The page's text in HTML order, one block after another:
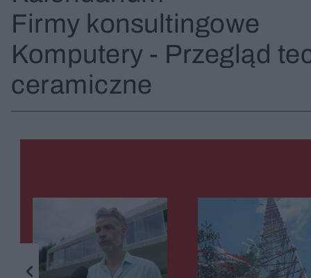
Firmy konsultingowe
Komputery - Przegląd
ceramiczne